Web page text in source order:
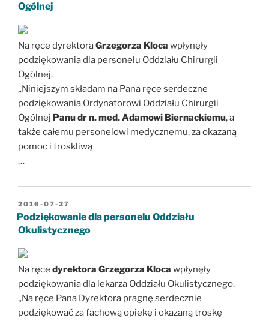
Ogólnej
Na ręce dyrektoraGrzegorza Kloca wpłynęły
podziękowania dla personelu Oddziału Chirurgii
Ogólnej.
„Niniejszym składam na Pana ręce serdeczne
podziękowania Ordynatorowi Oddziału Chirurgii
Ogólnej Panu dr n. med. Adamowi Biernackiemu, a
także całemu personelowi medycznemu, za okazaną
pomoc i troskliwą
…
OPUBLIKOWANE
W
2016-07-27
Podziękowanie dla personelu Oddziału
Okulistycznego
Na ręce dyrektora Grzegorza Kloca wpłynęły
podziękowania dla lekarza Oddziału Okulistycznego.
„Na ręce Pana Dyrektora pragnę serdecznie
podziękować za fachową opiekę i okazaną troskę